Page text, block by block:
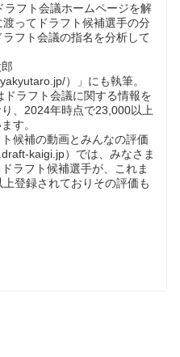
フト会議ホームページを解
ってドラフト候補選手の分
フト会議の指名を分析して
）」にも執筆。
ラフト会議に関する情報を
、2024年時点で23,000以上
す。
候補の動画とみんなの評価
kaigi.jp）では、みなさま
ラフト候補選手が、これま
登録されておりその評価も